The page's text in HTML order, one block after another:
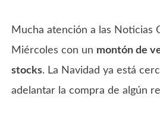
Mucha atención a las Noticias
Miércoles con un montón de
stocks. La Navidad ya está
adelantar la compra de algún